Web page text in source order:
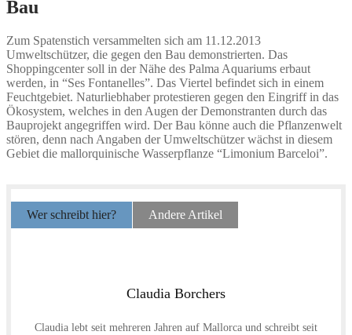
Bau
Zum Spatenstich versammelten sich am 11.12.2013
Umweltschützer, die gegen den Bau demonstrierten. Das
Shoppingcenter soll in der Nähe des Palma Aquariums erbaut
werden, in “Ses Fontanelles”. Das Viertel befindet sich in einem
Feuchtgebiet. Naturliebhaber protestieren gegen den Eingriff in das
Ökosystem, welches in den Augen der Demonstranten durch das
Bauprojekt angegriffen wird. Der Bau könne auch die Pflanzenwelt
stören, denn nach Angaben der Umweltschützer wächst in diesem
Gebiet die mallorquinische Wasserpflanze “Limonium Barceloi”.
Wer schreibt hier? Andere Artikel
Claudia Borchers
Claudia lebt seit mehreren Jahren auf Mallorca und schreibt seit